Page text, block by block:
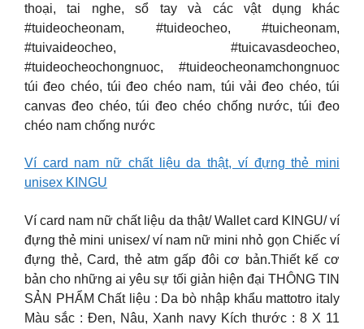
thoại, tai nghe, sổ tay và các vật dụng khác
#tuideocheonam, #tuideocheo, #tuicheonam,
#tuivaideocheo, #tuicavasdeocheo,
#tuideocheochongnuoc, #tuideocheonamchongnuoc
túi đeo chéo, túi đeo chéo nam, túi vải đeo chéo, túi
canvas đeo chéo, túi đeo chéo chống nước, túi đeo
chéo nam chống nước
Ví card nam nữ chất liệu da thật, ví đựng thẻ mini
unisex KINGU
Ví card nam nữ chất liệu da thật/ Wallet card KINGU/ ví
đựng thẻ mini unisex/ ví nam nữ mini nhỏ gọn Chiếc ví
đựng thẻ, Card, thẻ atm gấp đôi cơ bản.Thiết kế cơ
bản cho những ai yêu sự tối giản hiện đại THÔNG TIN
SẢN PHẨM Chất liệu : Da bò nhập khẩu mattotro italy
Màu sắc : Đen, Nâu, Xanh navy Kích thước : 8 X 11